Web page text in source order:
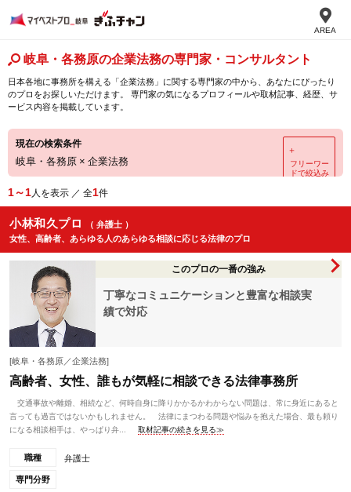
AREA
岐阜・各務原の企業法務の専門家・コンサルタント
日本各地に事務所を構える「企業法務」に関する専門家の中から、あなたにぴったり
のプロをお探しいただけます。 専門家の気になるプロフィールや取材記事、経歴、サ
ービス内容を掲載しています。
現在の検索条件
岐阜・各務原 × 企業法務
＋
フリーワー
ドで絞込み
1～1人を表示 ／ 全1件
小林和久プロ
（ 弁護士 ）
女性、高齢者、あらゆる人のあらゆる相談に応じる法律のプロ
このプロの一番の強み
丁寧なコミュニケーションと豊富な相談実
績で対応
[岐阜・各務原／企業法務]
高齢者、女性、誰もが気軽に相談できる法律事務所
交通事故や離婚、相続など、何時自身に降りかかるかわからない問題は、常に身近にあると
言っても過言ではないかもしれません。 法律にまつわる問題や悩みを抱えた場合、最も頼り
になる相談相手は、やっぱり弁...
取材記事の続きを見る≫
職種 弁護士
専門分野